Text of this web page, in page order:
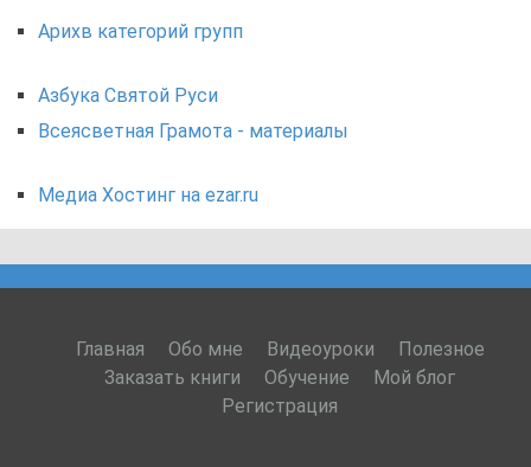
Арихв категорий групп
Азбука Святой Руси
Всеясветная Грамота - материалы
Медиа Хостинг на ezar.ru
Главная Обо мне Видеоуроки
Полезное
Заказать книги
Обучение
Мой блог
Регистрация